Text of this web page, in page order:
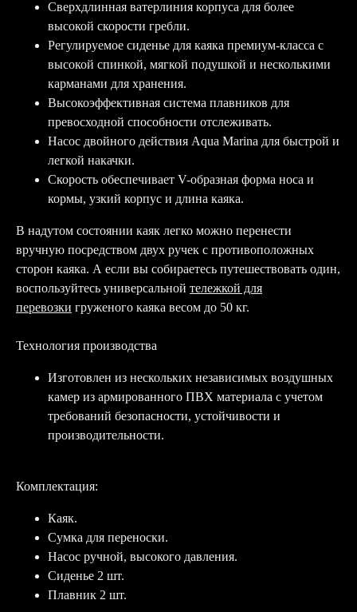
Сверхдлинная ватерлиния корпуса для более
высокой скорости гребли.
Регулируемое сиденье для каяка премиум-класса с
высокой спинкой, мягкой подушкой и несколькими
карманами для хранения.
Высокоэффективная система плавников для
превосходной способности отслеживать.
Насос двойного действия Aqua Marina для быстрой и
легкой накачки.
Скорость обеспечивает V-образная форма носа и
кормы, узкий корпус и длина каяка.
В надутом состоянии каяк легко можно перенести
вручную посредством двух ручек с противоположных
сторон каяка. А если вы собираетесь путешествовать один,
воспользуйтесь универсальной тележкой для
перевозки груженого каяка весом до 50 кг.
Технология производства
Изготовлен из нескольких независимых воздушных
камер из армированного ПВХ материала с учетом
требований безопасности, устойчивости и
производительности.
Комплектация:
Каяк.
Сумка для переноски.
Насос ручной, высокого давления.
Сиденье 2 шт.
Плавник 2 шт.